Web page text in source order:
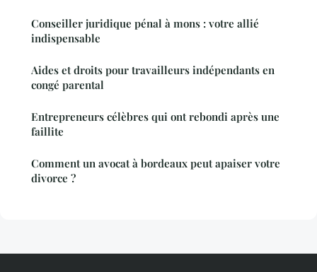
Conseiller juridique pénal à mons : votre allié
indispensable
Aides et droits pour travailleurs indépendants en
congé parental
Entrepreneurs célèbres qui ont rebondi après une
faillite
Comment un avocat à bordeaux peut apaiser votre
divorce ?